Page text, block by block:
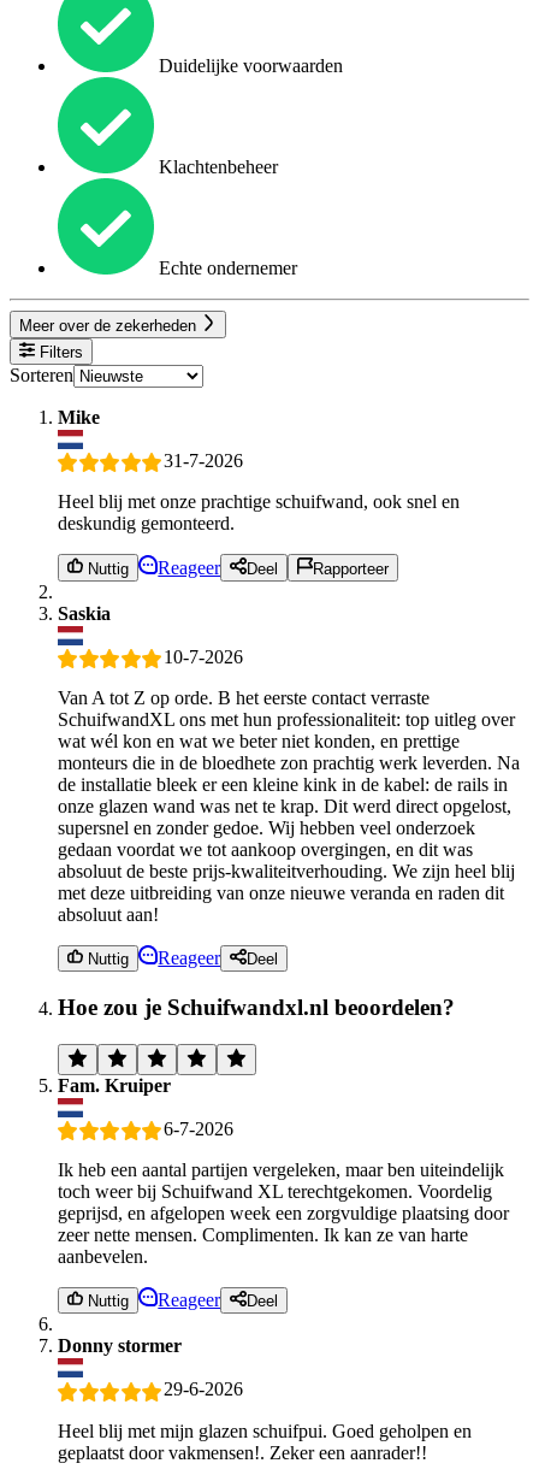
Duidelijke voorwaarden
Klachtenbeheer
Echte ondernemer
Meer over de zekerheden
Filters
Sorteren
Mike
31-7-2026
Heel blij met onze prachtige schuifwand, ook snel en
deskundig gemonteerd.
Nuttig Reageer Deel Rapporteer
Saskia
10-7-2026
Van A tot Z op orde. B het eerste contact verraste
SchuifwandXL ons met hun professionaliteit: top uitleg over
wat wél kon en wat we beter niet konden, en prettige
monteurs die in de bloedhete zon prachtig werk leverden. Na
de installatie bleek er een kleine kink in de kabel: de rails in
onze glazen wand was net te krap. Dit werd direct opgelost,
supersnel en zonder gedoe. Wij hebben veel onderzoek
gedaan voordat we tot aankoop overgingen, en dit was
absoluut de beste prijs-kwaliteitverhouding. We zijn heel blij
met deze uitbreiding van onze nieuwe veranda en raden dit
absoluut aan!
Nuttig Reageer Deel
Hoe zou je Schuifwandxl.nl beoordelen?
Fam. Kruiper
6-7-2026
Ik heb een aantal partijen vergeleken, maar ben uiteindelijk
toch weer bij Schuifwand XL terechtgekomen. Voordelig
geprijsd, en afgelopen week een zorgvuldige plaatsing door
zeer nette mensen. Complimenten. Ik kan ze van harte
aanbevelen.
Nuttig Reageer Deel
Donny stormer
29-6-2026
Heel blij met mijn glazen schuifpui. Goed geholpen en
geplaatst door vakmensen!. Zeker een aanrader!!